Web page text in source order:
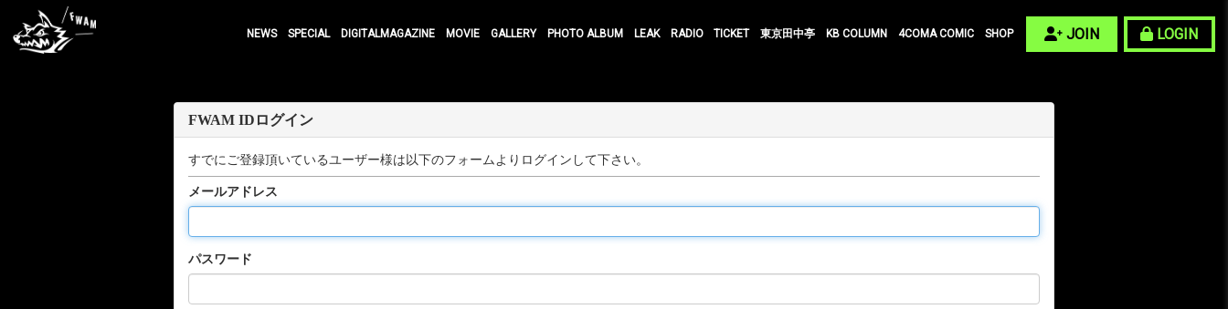
NEWS SPECIAL DIGITALMAGAZINE MOVIE GALLERY PHOTO ALBUM LEAK RADIO TICKET 東京田中亭 KB COLUMN 4COMA COMIC SHOP JOIN LOGIN
FWAM IDログイン
すでにご登録頂いているユーザー様は以下のフォームよりログインして下さい。
メールアドレス
パスワード